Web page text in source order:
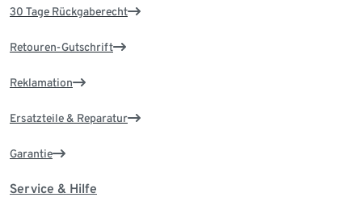
30 Tage Rückgaberecht
Retouren-Gutschrift
Reklamation
Ersatzteile & Reparatur
Garantie
Service & Hilfe